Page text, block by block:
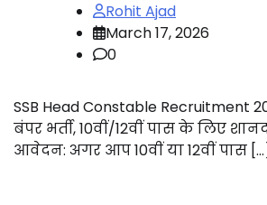
Rohit Ajad
March 17, 2026
0
SSB Head Constable Recruitment
बंपर भर्ती, 10वीं/12वीं पास के लिए
आवेदन: अगर आप 10वीं या 12वीं पास […]